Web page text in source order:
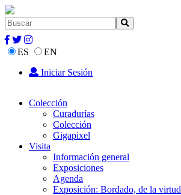
ES
EN
Iniciar Sesión
Colección
Curadurías
Colección
Gigapixel
Visita
Información general
Exposiciones
Agenda
Exposición: Bordado, de la virtud